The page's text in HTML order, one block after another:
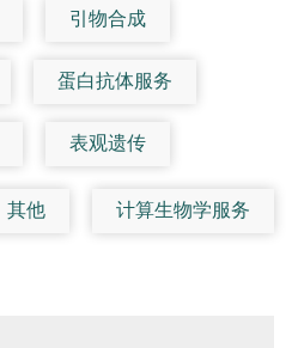
引物合成
蛋白抗体服务
表观遗传
其他 计算生物学服务